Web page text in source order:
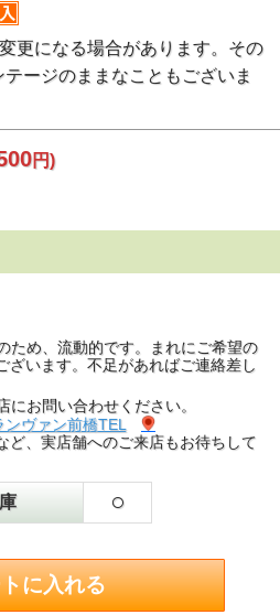
更になる場合があります。その
ージのままなこともございま
円)
ため、流動的です。まれにご希望の
ざいます。不足があればご連絡差し
お問い合わせください。
ンヴァン前橋TEL
ど、実店舗へのご来店もお待ちして
○